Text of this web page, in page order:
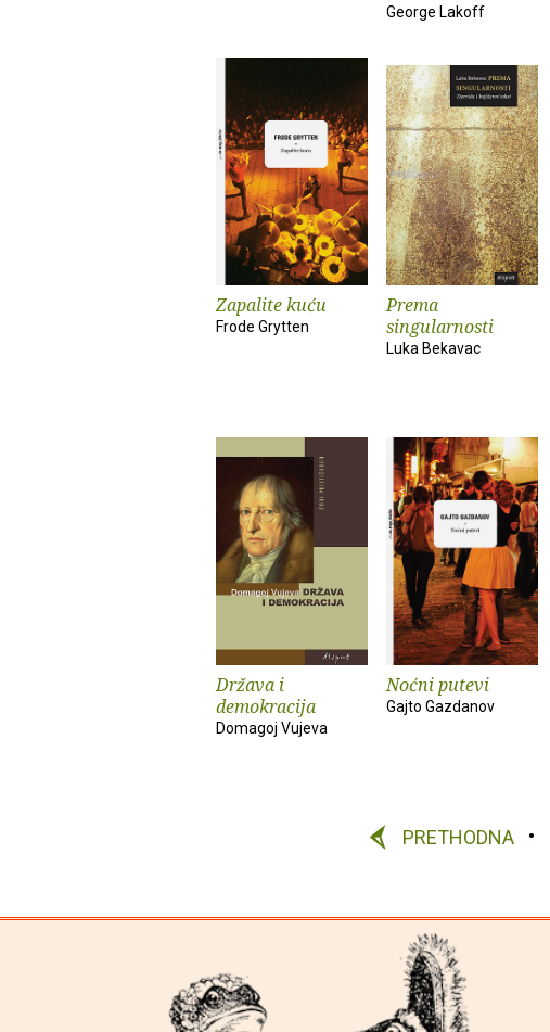
George Lakoff
Zapalite kuću
Frode Grytten
Prema
singularnosti
Luka Bekavac
Država i
demokracija
Domagoj Vujeva
Noćni putevi
Gajto Gazdanov
PRETHODNA